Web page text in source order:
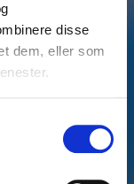
disse
dem, eller som